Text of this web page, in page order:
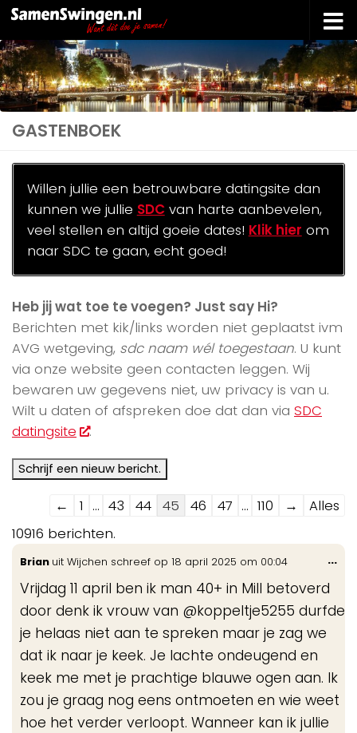
Doorgaan naar inhoud
GASTENBOEK
Willen jullie een betrouwbare datingsite dan
kunnen we jullie SDCvan harte aanbevelen,
veel stellen en altijd goeie dates! Klik hier om
naar SDC te gaan, echt goed!
Heb jij wat toe te voegen? Just say Hi?
Berichten met kik/links worden niet geplaatst ivm
AVG wetgeving, sdc naam wél toegestaan. U kunt
via onze website geen contacten leggen. Wij
bewaren uw gegevens niet, uw privacy is van u.
Wilt u daten of afspreken doe dat dan via SDC
datingsite
.
Navigatie
door
de
gastenboek-
lijst
← 1 ... 43 44 45 46 47 ... 110 →
Alles
10916 berichten.
Brian uit Wijchen schreef op 18 april 2025 om 00:04
Vrijdag 11 april ben ik man 40+ in Mill betoverd
door denk ik vrouw van @koppeltje5255 durfde
je helaas niet aan te spreken maar je zag we
dat ik naar je keek. Je lachte ondeugend en
keek me met je prachtige blauwe ogen aan. Ik
zou je graag nog eens ontmoeten en wie weet
hoe het verder verloopt. Wanneer kan ik jullie
...